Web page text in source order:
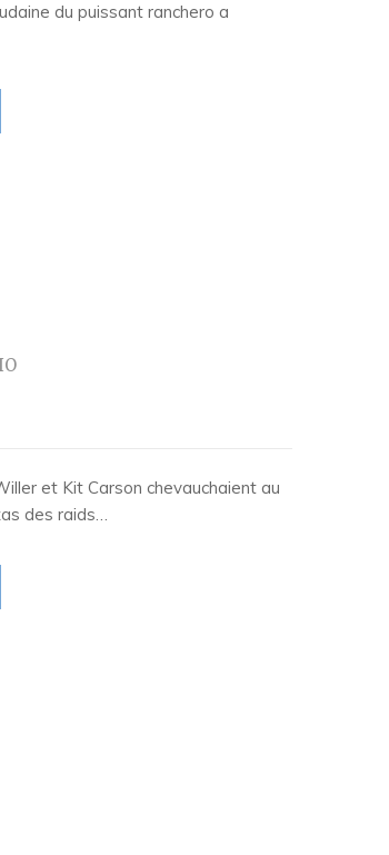
du puissant ranchero a
et Kit Carson chevauchaient au
des raids…